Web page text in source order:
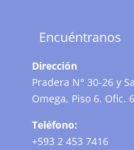
Encuéntranos
Dirección
Pradera N° 30-26 y
Omega, Piso 6. Ofic.
Teléfono:
+593 2 453 7416